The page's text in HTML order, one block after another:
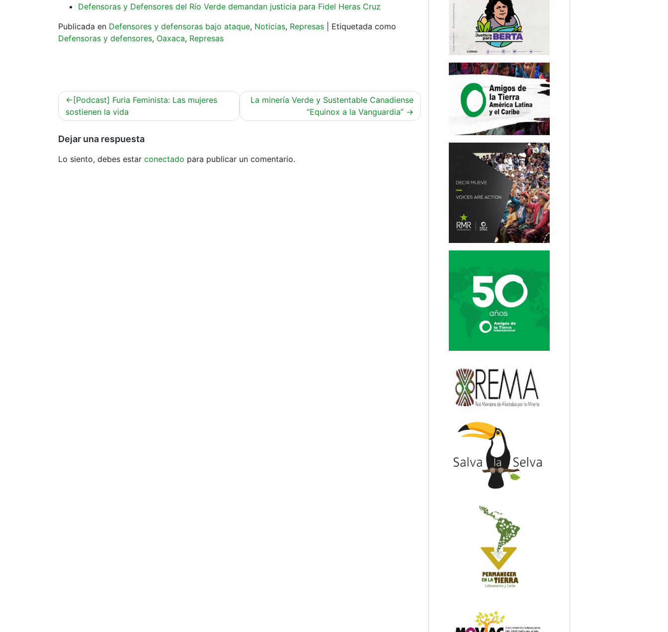
Defensoras y Defensores del Río Verde demandan justicia para Fidel Heras Cruz
Publicada en Defensores y defensoras bajo ataque, Noticias, Represas
Etiquetada como
Defensoras y defensores, Oaxaca, Represas
Navegación
de
[Podcast] Furia Feminista: Las mujeres
sostienen la vida
La minería Verde y Sustentable Canadiense
“Equinox a la Vanguardia”
Dejar una respuesta
Lo siento, debes estar conectado para publicar un comentario.